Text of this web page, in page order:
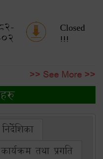
Closed
!!!
>> See More >>
निर्देशिका
कार्यक्रम तथा प्रगति